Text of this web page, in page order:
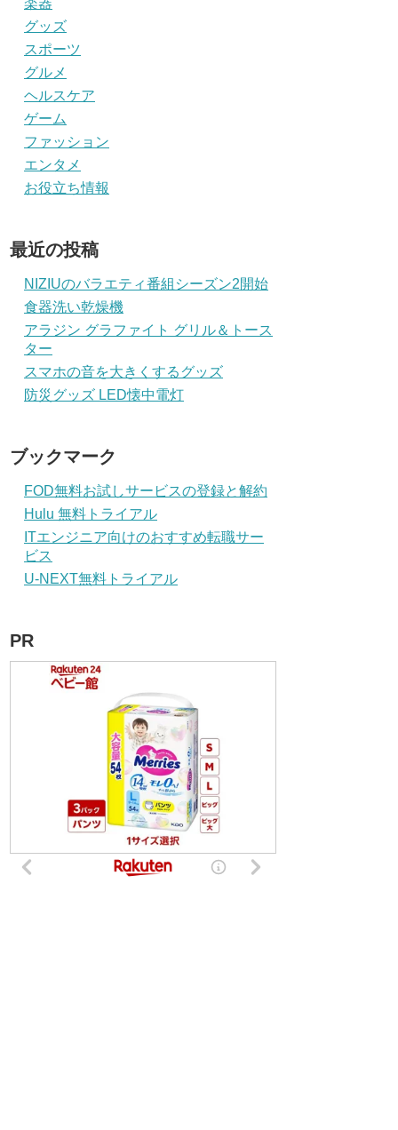
楽器
グッズ
スポーツ
グルメ
ヘルスケア
ゲーム
ファッション
エンタメ
お役立ち情報
最近の投稿
NIZIUのバラエティ番組シーズン2開始
食器洗い乾燥機
アラジン グラファイト グリル＆トース
ター
スマホの音を大きくするグッズ
防災グッズ LED懐中電灯
ブックマーク
FOD無料お試しサービスの登録と解約
Hulu 無料トライアル
ITエンジニア向けのおすすめ転職サー
ビス
U-NEXT無料トライアル
PR